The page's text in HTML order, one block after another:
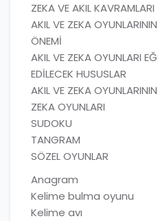
ZEKA VE AKIL
AKIL VE ZEKA
ÖNEMİ
AKIL VE ZEKA OYUNLARI
EDİLECEK HUSUSLAR
AKIL VE ZEKA
ZEKA OYUNLARI
SUDOKU
TANGRAM
SÖZEL OYUNLAR
Anagram
Kelime bulma oyunu
Kelime avı